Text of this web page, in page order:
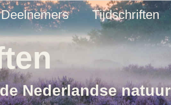
Deelnemers Tijdschriften
Nederlandse natuur